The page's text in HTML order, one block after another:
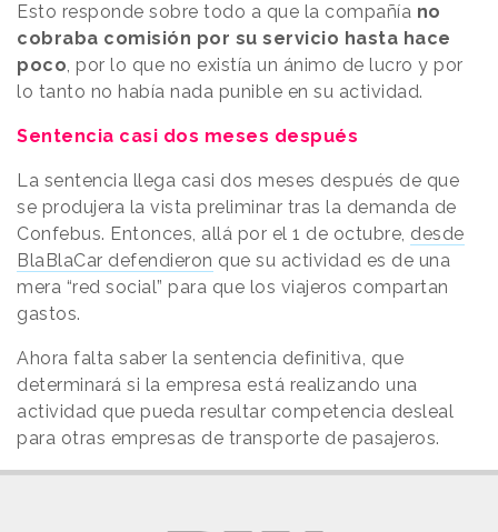
Esto responde sobre todo a que la compañía no
cobraba comisión por su servicio hasta hace
poco, por lo que no existía un ánimo de lucro y por
lo tanto no había nada punible en su actividad.
Sentencia casi dos meses después
La sentencia llega casi dos meses después de que
se produjera la vista preliminar tras la demanda de
Confebus. Entonces, allá por el 1 de octubre, desde
BlaBlaCar defendieron que su actividad es de una
mera “red social” para que los viajeros compartan
gastos.
Ahora falta saber la sentencia definitiva, que
determinará si la empresa está realizando una
actividad que pueda resultar competencia desleal
para otras empresas de transporte de pasajeros.